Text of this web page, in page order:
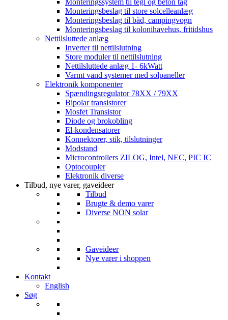
Monteringssystem til tegl og beton tag
Monteringsbeslag til store solcelleanlæg
Monteringsbeslag til båd, campingvogn
Monteringsbeslag til kolonihavehus, fritidshus
Nettilsluttede anlæg
Inverter til nettilslutning
Store moduler til nettilslutning
Nettilsluttede anlæg 1- 6kWatt
Varmt vand systemer med solpaneller
Elektronik komponenter
Spændingsregulator 78XX / 79XX
Bipolar transistorer
Mosfet Transistor
Diode og brokobling
El-kondensatorer
Konnektorer, stik, tilslutninger
Modstand
Microcontrollers ZILOG, Intel, NEC, PIC IC
Optocoupler
Elektronik diverse
Tilbud, nye varer, gaveideer
Tilbud
Brugte & demo varer
Diverse NON solar
Gaveideer
Nye varer i shoppen
Kontakt
English
Søg